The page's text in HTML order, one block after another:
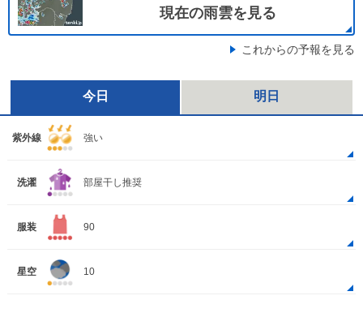
現在の雨雲を見る
これからの予報を見る
今日 明日
紫外線 強い
洗濯 部屋干し推奨
服装 90
星空 10